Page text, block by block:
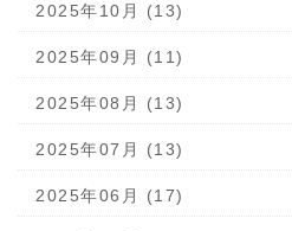
2025年10月 (13)
2025年09月 (11)
2025年08月 (13)
2025年07月 (13)
2025年06月 (17)